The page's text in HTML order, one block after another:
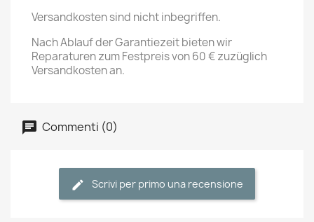
Versandkosten sind nicht inbegriffen.
Nach Ablauf der Garantiezeit bieten wir
Reparaturen zum Festpreis von 60 € zuzüglich
Versandkosten an.
Commenti (0)
Scrivi per primo una recensione